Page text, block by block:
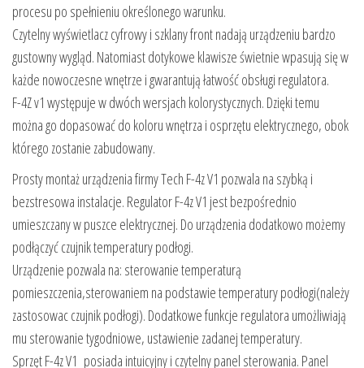
procesu po spełnieniu określonego warunku.
Czytelny wyświetlacz cyfrowy i szklany front nadają urządzeniu bardzo
gustowny wygląd. Natomiast dotykowe klawisze świetnie wpasują się w
każde nowoczesne wnętrze i gwarantują łatwość obsługi regulatora.
F-4Z v1 występuje w dwóch wersjach kolorystycznych. Dzięki temu
można go dopasować do koloru wnętrza i osprzętu elektrycznego, obok
którego zostanie zabudowany.
Prosty montaż urządzenia firmy Tech F-4z V1 pozwala na szybką i
bezstresowa instalacje. Regulator F-4z V1 jest bezpośrednio
umieszczany w puszce elektrycznej. Do urządzenia dodatkowo możemy
podłączyć czujnik temperatury podłogi.
Urządzenie pozwala na: sterowanie temperaturą
pomieszczenia,sterowaniem na podstawie temperatury podłogi(należy
zastosowac czujnik podłogi). Dodatkowe funkcje regulatora umożliwiają
mu sterowanie tygodniowe, ustawienie zadanej temperatury.
Sprzęt F-4z V1 posiada intuicyjny i czytelny panel sterowania. Panel